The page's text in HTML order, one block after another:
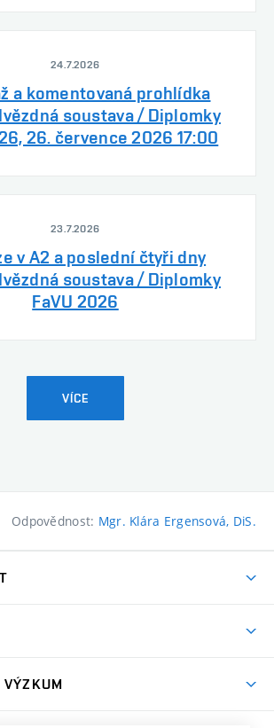
24.7.2026
a komentovaná prohlídka
soustava / Diplomky
26. července 2026 17:00
23.7.2026
v A2 a poslední čtyři dny
soustava / Diplomky
FaVU 2026
VÍCE
Odpovědnost: Mgr. Klára Ergensová, DiS.